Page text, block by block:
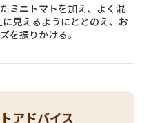
ミニトマトを加え、よく混
見えるようにととのえ、お
を振りかける。
アドバイス